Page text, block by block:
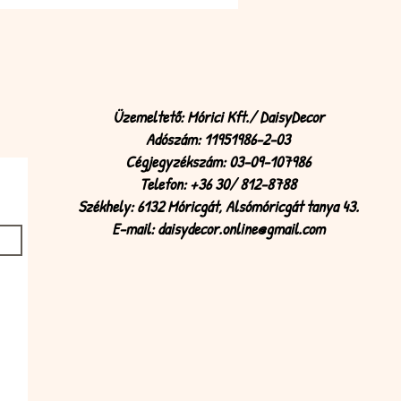
Üzemeltető: Mórici Kft./ DaisyDecor
Adószám: 11951986-2-03
Cégjegyzékszám: 03-09-107986
Telefon: +36 30/ 812-8788
Székhely: 6132 Móricgát, Alsómóricgát tanya 43.
E-mail:daisydecor.online@gmail.com